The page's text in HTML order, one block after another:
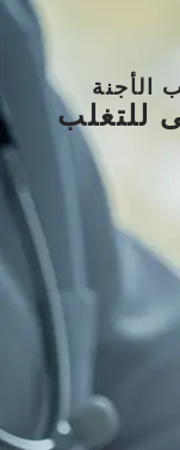
الأجنة
للتغلب